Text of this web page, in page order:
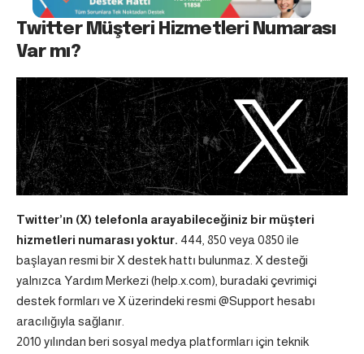
Twitter Müşteri Hizmetleri Numarası
Var mı?
Twitter’ın (X) telefonla arayabileceğiniz bir müşteri
hizmetleri numarası yoktur. 444, 850 veya 0850 ile
başlayan resmi bir X destek hattı bulunmaz. X desteği
yalnızca Yardım Merkezi (help.x.com), buradaki çevrimiçi
destek formları ve X üzerindeki resmi @Support hesabı
aracılığıyla sağlanır.
2010 yılından beri sosyal medya platformları için teknik